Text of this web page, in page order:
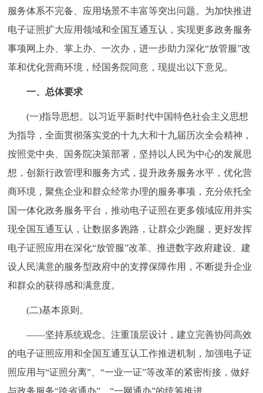
参与调查 在线访谈 图说互动
走进北京
绿色北京 图说北京 视频北京
多语种
ENGLISH 한국어 日本語
DEUTSCH FRANÇAIS РУССКИЙ ЯЗЫК
ITALIANO
服务体系不完备、应用场景不丰富等突出问题。为加快推进
电子证照扩大应用领域和全国互通互认，实现更多政务服务
事项网上办、掌上办、一次办，进一步助力深化“放管服”改
革和优化营商环境，经国务院同意，现提出以下意见。
一、总体要求
(一)指导思想。以习近平新时代中国特色社会主义思想
为指导，全面贯彻落实党的十九大和十九届历次全会精神，
按照党中央、国务院决策部署，坚持以人民为中心的发展思
想，创新行政管理和服务方式，提升政务服务水平，优化营
商环境，聚焦企业和群众经常办理的服务事项，充分依托全
国一体化政务服务平台，推动电子证照在更多领域应用并实
现全国互通互认，让数据多跑路，让群众少跑腿，更好发挥
电子证照应用在深化“放管服”改革、推进数字政府建设、建
设人民满意的服务型政府中的支撑保障作用，不断提升企业
和群众的获得感和满意度。
(二)基本原则。
——坚持系统观念。注重顶层设计，建立完善协同高效
的电子证照应用和全国互通互认工作推进机制，加强电子证
照应用与“证照分离”、“一业一证”等改革的紧密衔接，做好
与政务服务“跨省通办”、“一网通办”的统筹推进。